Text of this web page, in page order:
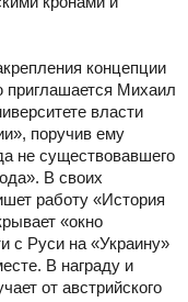
концепции
приглашается Михаил
власти
поручив ему
не существовавшего
В своих
работу «История
«окно
с Руси на «Украину»
В награду и
от австрийского